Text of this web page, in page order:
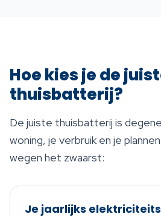
Hoe kies je de
thuisbatterij?
De juiste thuisbatterij is
woning, je verbruik en je
wegen het zwaarst:
Je jaarlijks